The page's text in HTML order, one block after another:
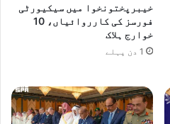
خیبرپختونخوا میں سیکیورٹی
فورسز کی کارروائیاں، 10
خوارج ہلاک
1 دن پہلے